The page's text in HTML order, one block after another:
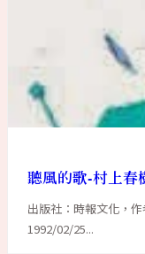
聽風的歌-村上春
出版社：時報文化，
1992/02/25...